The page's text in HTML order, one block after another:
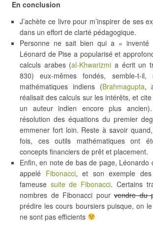
En conclusion
J’achète ce livre pour m’inspirer de ses
dans un effort de clarté pédagogique.
Personne ne sait bien qui a « inventé
Léonard de Pise a popularisé et
calculs arabes (al-Khwarizmi a écrit un
830) eux-mêmes fondés, semble-t-
mathématiques indiens (Brahmagupta,
réalisait des calculs sur les intérêts, et
un auteur indien encore plus
résolution des équations du premier
emmener fort loin. Reste à savoir
fois, ces outils mathématiques ont
concepts financiers de prêt et placement.
Enfin, en note de bas de page, Léonardo
appelé Fibonacci, et son exemple
fameuse suite de Fibonacci. Certains
nombres de Fibonacci pour vendre du
prédire les cours boursiers puisque, on
ne sont pas efficients